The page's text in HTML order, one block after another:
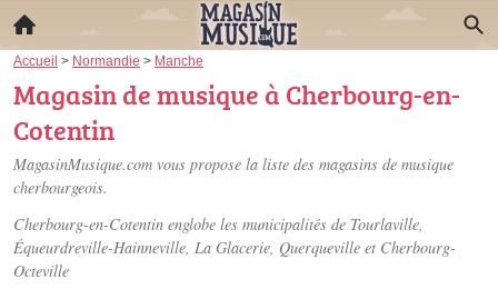
Accueil > Normandie > Manche
Magasin de musique à Cherbourg-en-
Cotentin
MagasinMusique.com vous propose la liste des magasins de musique
cherbourgeois.
Cherbourg-en-Cotentin englobe les municipalités de Tourlaville,
Équeurdreville-Hainneville, La Glacerie, Querqueville et Cherbourg-
Octeville